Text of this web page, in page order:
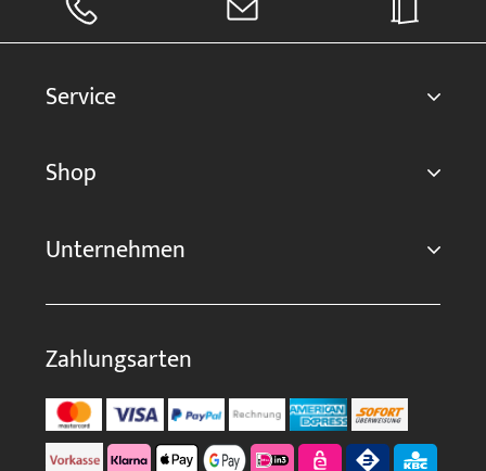
Service
Shop
Unternehmen
Zahlungsarten